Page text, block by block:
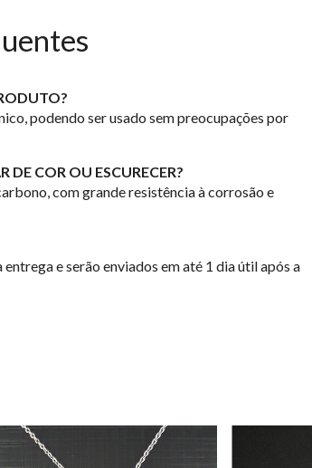
podendo ser usado sem preocupações por
DE COR OU ESCURECER?
com grande resistência à corrosão e
e serão enviados em até 1 dia útil após a